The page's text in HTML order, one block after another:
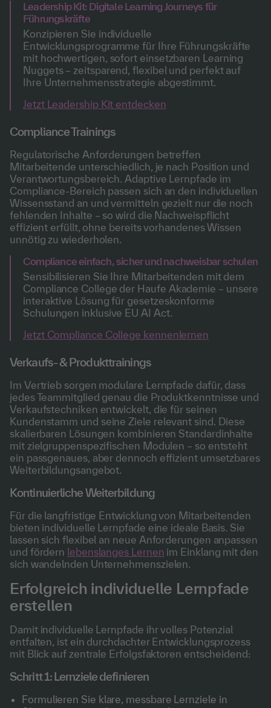
Leadership Kit: Digitale Learning Journeys für
Führungskräfte
Konzipieren Sie individuelle
Entwicklungsprogramme für Ihre Führungskräfte
mit hochwertigen, sofort einsetzbaren Learning
Nuggets – zeitsparend, flexibel und perfekt auf
Ihre Unternehmensstrategie abgestimmt.
Jetzt Leadership Kit entdecken
Compliance Trainings
Regulatorische Anforderungen betreffen
Mitarbeitende unterschiedlich, je nach Position und
Verantwortungsbereich. Adaptive Lernpfade im
Compliance-Bereich passen sich an den individuellen
Wissensstand an und vermitteln gezielt nur die noch
fehlenden Inhalte – so wird die Nachweispflicht
effizient erfüllt, ohne bereits vorhandenes Wissen
unnötig zu wiederholen.
Compliance einfach, sicher und nachweisbar schulen
Sensibilisieren Sie Ihre Mitarbeitenden mit dem
Compliance College der Haufe Akademie – unsere
interaktive Lösung für gesetzeskonforme
Schulungen inklusive EU AI Act.
Jetzt Compliance College kennenlernen
Verkaufs- & Produkttrainings
Im Vertrieb sorgen modulare Lernpfade dafür, dass
jedes Teammitglied genau die Produktkenntnisse und
Verkaufstechniken entwickelt, die für seinen
Kundenstamm und seine Ziele relevant sind. Diese
skalierbaren Lösungen kombinieren Standardinhalte
mit zielgruppenspezifischen Modulen – so entsteht
ein passgenaues, aber dennoch effizient umsetzbares
Weiterbildungsangebot.
Kontinuierliche Weiterbildung
Für die langfristige Entwicklung von Mitarbeitenden
bieten individuelle Lernpfade eine ideale Basis. Sie
lassen sich flexibel an neue Anforderungen anpassen
und fördern lebenslanges Lernen im Einklang mit den
sich wandelnden Unternehmenszielen.
Erfolgreich individuelle Lernpfade
erstellen
Damit individuelle Lernpfade ihr volles Potenzial
entfalten, ist ein durchdachter Entwicklungsprozess
mit Blick auf zentrale Erfolgsfaktoren entscheidend:
Schritt 1: Lernziele definieren
Formulieren Sie klare, messbare Lernziele in